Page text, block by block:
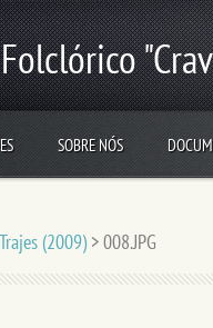
SOBRE NÓS
Trajes (2009) >008.JPG